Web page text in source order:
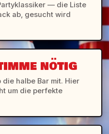
— die Liste
ab, gesucht wird
NÖTIG
halbe Bar mit. Hier
um die perfekte